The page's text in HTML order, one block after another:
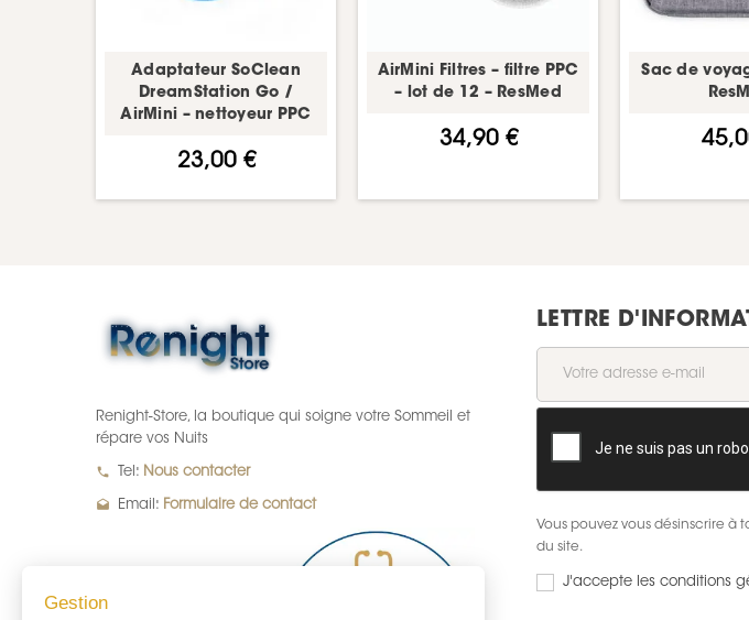
Gestion
Adaptateur SoClean
DreamStation Go /
AirMini – nettoyeur PPC
23,00 €
AirMini Filtres – filtre PPC
– lot de 12 – ResMed
34,90 €
Sac de
Renight-Store, la boutique qui soigne votre Sommeil et
répare vos Nuits
local_phone Tel: Nous contacter
drafts Email: Formulaire de contact
LETTRE
Vous pouvez vous désinscrire
du site.
J'accepte les conditions